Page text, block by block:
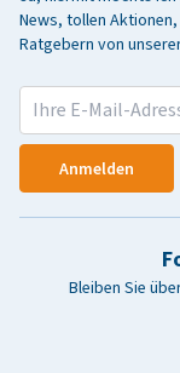
News, tollen
Ratgebern von
Anmelden
Bleiben Sie